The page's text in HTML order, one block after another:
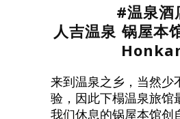
#温泉酒
人吉温泉 锅屋本
来到温泉之乡，当然少
验，因此下榻温泉旅馆
我们休息的锅屋本馆创